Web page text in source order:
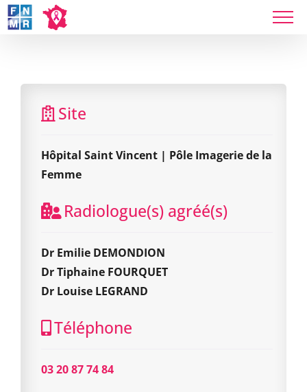
Skip
to
Site
Hôpital Saint Vincent | Pôle Imagerie de la
Femme
Radiologue(s) agréé(s)
Dr Emilie DEMONDION
Dr Tiphaine FOURQUET
Dr Louise LEGRAND
Téléphone
03 20 87 74 84